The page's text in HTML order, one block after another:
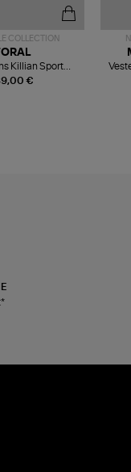
COLLECTION
€
Killian Sport